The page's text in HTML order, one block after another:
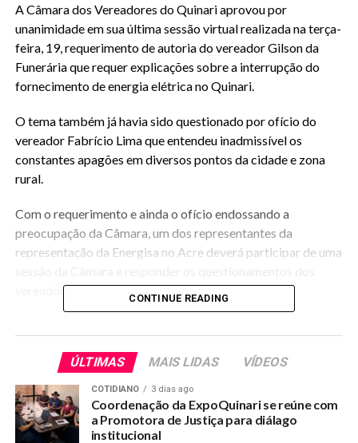
A Câmara dos Vereadores do Quinari aprovou por
unanimidade em sua última sessão virtual realizada na terça-
feira, 19, requerimento de autoria do vereador Gilson da
Funerária que requer explicações sobre a interrupção do
fornecimento de energia elétrica no Quinari.
O tema também já havia sido questionado por ofício do
vereador Fabrício Lima que entendeu inadmissível os
constantes apagões em diversos pontos da cidade e zona
rural.
Com o requerimento e ainda o ofício endossando a
preocupação da Câmara, um dos representantes da
representação da Energisa no Acre deverá participar de uma
vereadores.
CONCESSIONARIA-DE-ENERGIA-DEVERA-PRESTAR-
ESCLARECIMENTO-NA-CAMARA
UP NEXT
Termo para profissionais de saúde isentando
Prefeitura e gestores atrapalha combate ao Covid-19
CONTINUE READING
ÚLTIMAS MAIS LIDAS VÍDEOS
COTIDIANO 3 dias ago
Coordenação da ExpoQuinari se reúne com
a Promotora de Justiça para diálago
institucional